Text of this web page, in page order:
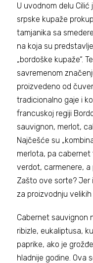
U uvodnom delu
srpske kupaže
tamjanika sa
na koja su
„bordoške kupaže“.
savremenom
proizvedeno od
tradicionalno gaje i
francuskoj regiji
sauvignon, merlot,
Najčešće su
merlota, pa
verdot, carmenere, a
Zašto ove sorte? Jer
za proizvodnju velikih
Cabernet sauvignon
ribizle, eukaliptusa,
paprike, ako je
hladnije godine. Ova